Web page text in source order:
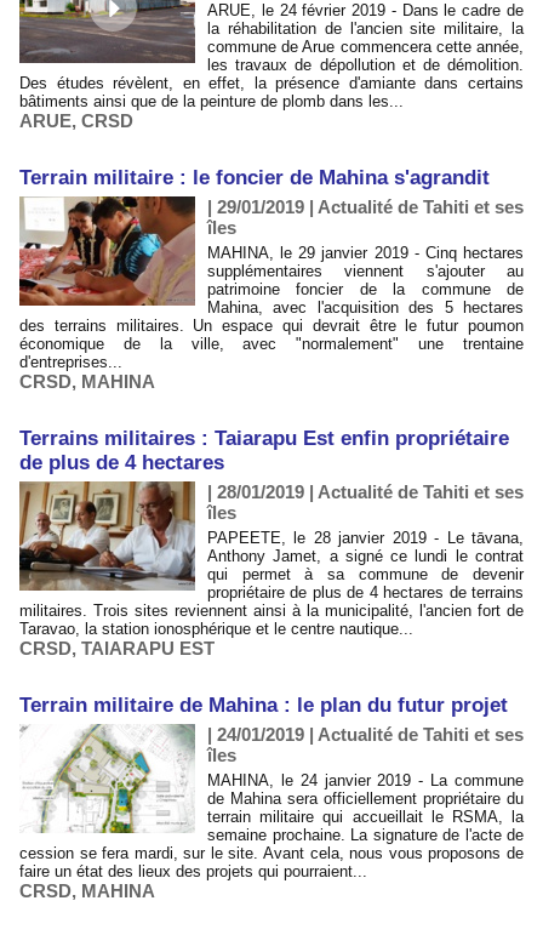
ARUE, le 24 février 2019 - Dans le cadre de
la réhabilitation de l'ancien site militaire, la
commune de Arue commencera cette année,
les travaux de dépollution et de démolition.
Des études révèlent, en effet, la présence d'amiante dans certains
bâtiments ainsi que de la peinture de plomb dans les...
ARUE, CRSD
Terrain militaire : le foncier de Mahina s'agrandit
| 29/01/2019 | Actualité de Tahiti et ses
îles
MAHINA, le 29 janvier 2019 - Cinq hectares
supplémentaires viennent s'ajouter au
patrimoine foncier de la commune de
Mahina, avec l'acquisition des 5 hectares
des terrains militaires. Un espace qui devrait être le futur poumon
économique de la ville, avec "normalement" une trentaine
d'entreprises...
CRSD, MAHINA
Terrains militaires : Taiarapu Est enfin propriétaire
de plus de 4 hectares
| 28/01/2019 | Actualité de Tahiti et ses
îles
PAPEETE, le 28 janvier 2019 - Le tāvana,
Anthony Jamet, a signé ce lundi le contrat
qui permet à sa commune de devenir
propriétaire de plus de 4 hectares de terrains
militaires. Trois sites reviennent ainsi à la municipalité, l'ancien fort de
Taravao, la station ionosphérique et le centre nautique...
CRSD, TAIARAPU EST
Terrain militaire de Mahina : le plan du futur projet
| 24/01/2019 | Actualité de Tahiti et ses
îles
MAHINA, le 24 janvier 2019 - La commune
de Mahina sera officiellement propriétaire du
terrain militaire qui accueillait le RSMA, la
semaine prochaine. La signature de l'acte de
cession se fera mardi, sur le site. Avant cela, nous vous proposons de
faire un état des lieux des projets qui pourraient...
CRSD, MAHINA